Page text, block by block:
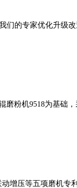
们的专家优化升级
粉机9518为基础
增压等五项磨机专